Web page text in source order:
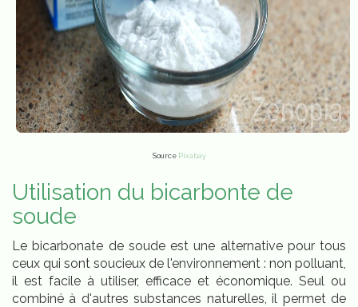
Source Pixabay
Utilisation du bicarbonte de
soude
Le bicarbonate de soude est une alternative pour tous
ceux qui sont soucieux de l'environnement : non polluant,
il est facile à utiliser, efficace et économique. Seul ou
combiné à d'autres substances naturelles, il permet de